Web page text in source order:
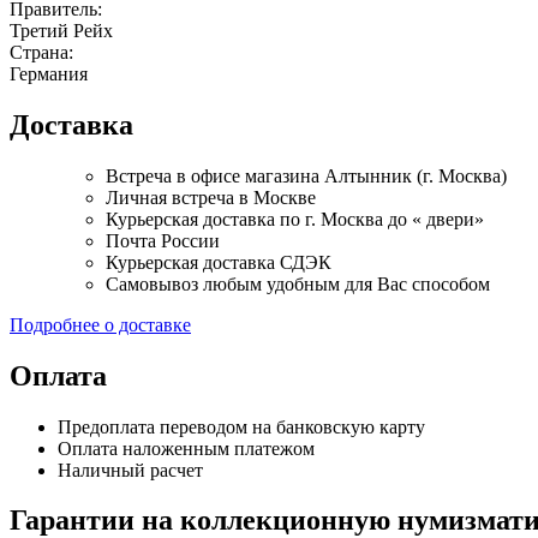
Правитель:
Третий Рейх
Страна:
Германия
Доставка
Встреча в офисе магазина Алтынник (г. Москва)
Личная встреча в Москве
Курьерская доставка по г. Москва до « двери»
Почта России
Курьерская доставка СДЭК
Самовывоз любым удобным для Вас способом
Подробнее о доставке
Оплата
Предоплата переводом на банковскую карту
Оплата наложенным платежом
Наличный расчет
Гарантии на коллекционную